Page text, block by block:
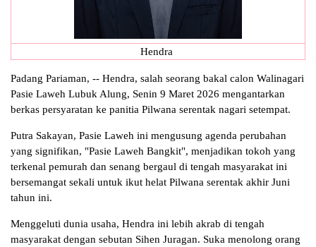
Hendra
Padang Pariaman, -- Hendra, salah seorang bakal calon Walinagari
Pasie Laweh Lubuk Alung, Senin 9 Maret 2026 mengantarkan
berkas persyaratan ke panitia Pilwana serentak nagari setempat.
Putra Sakayan, Pasie Laweh ini mengusung agenda perubahan
yang signifikan, "Pasie Laweh Bangkit", menjadikan tokoh yang
terkenal pemurah dan senang bergaul di tengah masyarakat ini
bersemangat sekali untuk ikut helat Pilwana serentak akhir Juni
tahun ini.
Menggeluti dunia usaha, Hendra ini lebih akrab di tengah
masyarakat dengan sebutan Sihen Juragan. Suka menolong orang